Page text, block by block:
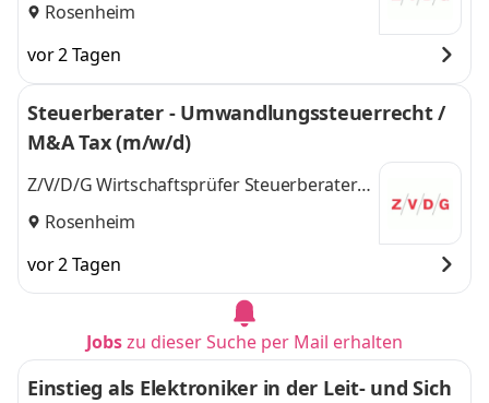
Rosenheim
vor 2 Tagen
Steuerberater - Umwandlungssteuerrecht /
M&A Tax (m/w/d)
Z/V/D/G Wirtschaftsprüfer Steuerberater
PartmbB Hubert & Heubusch
Rosenheim
vor 2 Tagen
Jobszu dieser Suche per Mail erhalten
Einstieg als Elektroniker in der Leit- und Sich